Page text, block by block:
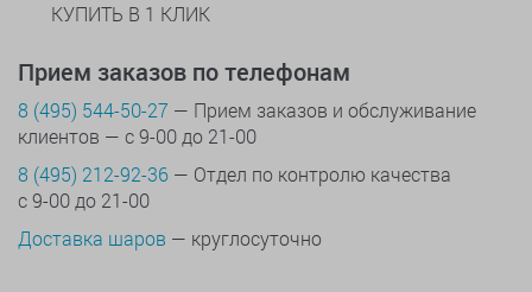
КУПИТЬ В 1 КЛИК
Прием заказов по телефонам
8 (495) 544-50-27 — Прием заказов и обслуживание
клиентов — с 9-00 до 21-00
8 (495) 212-92-36 — Отдел по контролю качества
с 9-00 до 21-00
Доставка шаров — круглосуточно